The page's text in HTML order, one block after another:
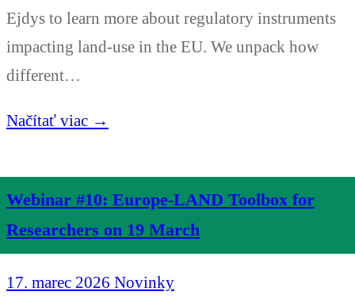
Ejdys to learn more about regulatory instruments
impacting land-use in the EU. We unpack how
different…
Načítať viac →
Webinar #10: Europe-LAND Toolbox for
Researchers on 19 March
17. marec 2026 Novinky